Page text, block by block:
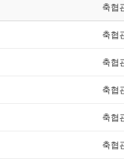
축협
축협
축협
축협
축협
축협